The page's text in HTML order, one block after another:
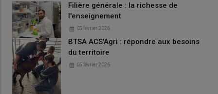
Filière générale : la richesse de
l'enseignement
05 février 2026
BTSA ACS'Agri : répondre aux besoins
du territoire
05 février 2026